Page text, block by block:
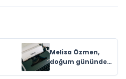
Melisa Özmen,
doğum gününde
şıklığıyla göz